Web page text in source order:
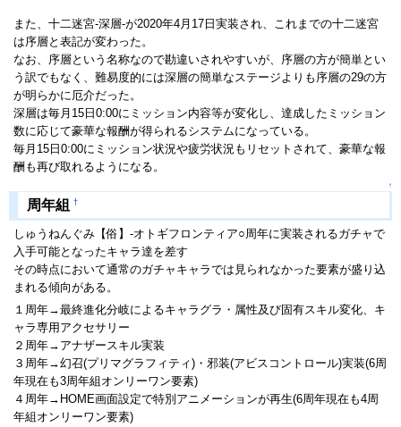
また、十二迷宮-深層-が2020年4月17日実装され、これまでの十二迷宮
は序層と表記が変わった。
なお、序層という名称なので勘違いされやすいが、序層の方が簡単とい
う訳でもなく、難易度的には深層の簡単なステージよりも序層の29の方
が明らかに厄介だった。
深層は毎月15日0:00にミッション内容等が変化し、達成したミッション
数に応じて豪華な報酬が得られるシステムになっている。
毎月15日0:00にミッション状況や疲労状況もリセットされて、豪華な報
酬も再び取れるようになる。
↑
周年組 †
しゅうねんぐみ【俗】-オトギフロンティア○周年に実装されるガチャで
入手可能となったキャラ達を差す
その時点において通常のガチャキャラでは見られなかった要素が盛り込
まれる傾向がある。
１周年→最終進化分岐によるキャラグラ・属性及び固有スキル変化、キ
ャラ専用アクセサリー
２周年→アナザースキル実装
３周年→幻召(プリマグラフィティ)・邪装(アビスコントロール)実装(6周
年現在も3周年組オンリーワン要素)
４周年→HOME画面設定で特別アニメーションが再生(6周年現在も4周
年組オンリーワン要素)